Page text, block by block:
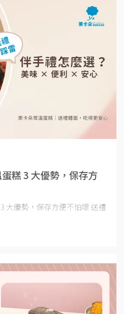
糕 3 大優勢，保存方
大優勢，保存方便不怕壞 送禮